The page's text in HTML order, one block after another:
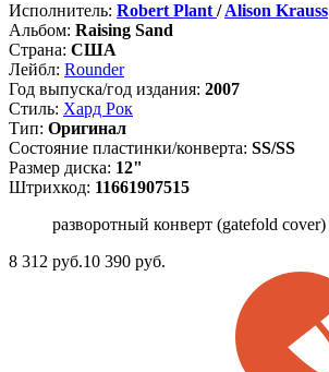
Исполнитель: Robert Plant /Alison Krauss
Альбом: Raising Sand
Страна: США
Лейбл: Rounder
Год выпуска/год издания: 2007
Стиль: Хард Рок
Тип: Оригинал
Состояние пластинки/конверта: SS/SS
Размер диска: 12"
Штрихкод: 11661907515
разворотный конверт (gatefold cover)
8 312 руб.10 390 руб.